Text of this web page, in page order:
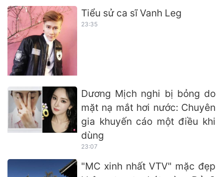
Tiểu sử ca sĩ Vanh Leg
23:35
Dương Mịch nghi bị bỏng do
mặt nạ mắt hơi nước: Chuyên
gia khuyến cáo một điều khi
dùng
23:07
"MC xinh nhất VTV" mặc đẹp